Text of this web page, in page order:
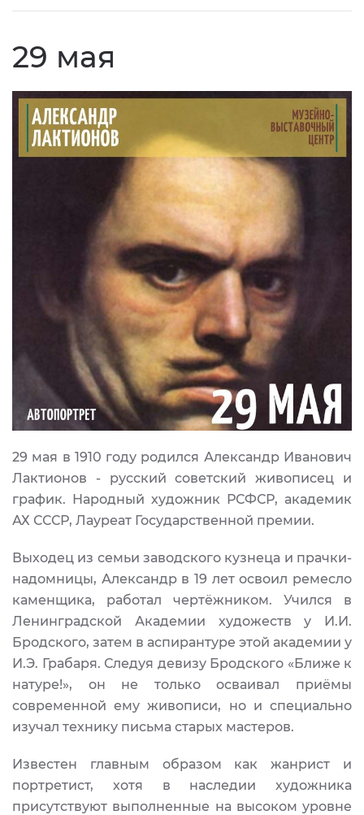
29 мая
29 мая в 1910 году родился Александр Иванович
Лактионов - русский советский живописец и
график. Народный художник РСФСР, академик
АХ СССР, Лауреат Государственной премии.
Выходец из семьи заводского кузнеца и прачки-
надомницы, Александр в 19 лет освоил ремесло
каменщика, работал чертёжником. Учился в
Ленинградской Академии художеств у И.И.
Бродского, затем в аспирантуре этой академии у
И.Э. Грабаря. Следуя девизу Бродского «Ближе к
натуре!», он не только осваивал приёмы
современной ему живописи, но и специально
изучал технику письма старых мастеров.
Известен главным образом как жанрист и
портретист, хотя в наследии художника
присутствуют выполненные на высоком уровне